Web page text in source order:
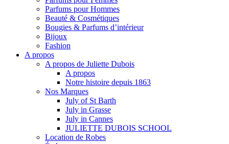
Parfums pour Hommes
Beauté & Cosmétiques
Bougies & Parfums d’intérieur
Bijoux
Fashion
A propos
A propos de Juliette Dubois
A propos
Notre histoire depuis 1863
Nos Marques
July of St Barth
July in Grasse
July in Cannes
JULIETTE DUBOIS SCHOOL
Location de Robes